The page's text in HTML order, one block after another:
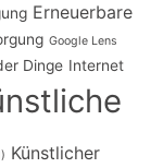
Erneuerbare
Google Lens
Dinge Internet
Künstlicher